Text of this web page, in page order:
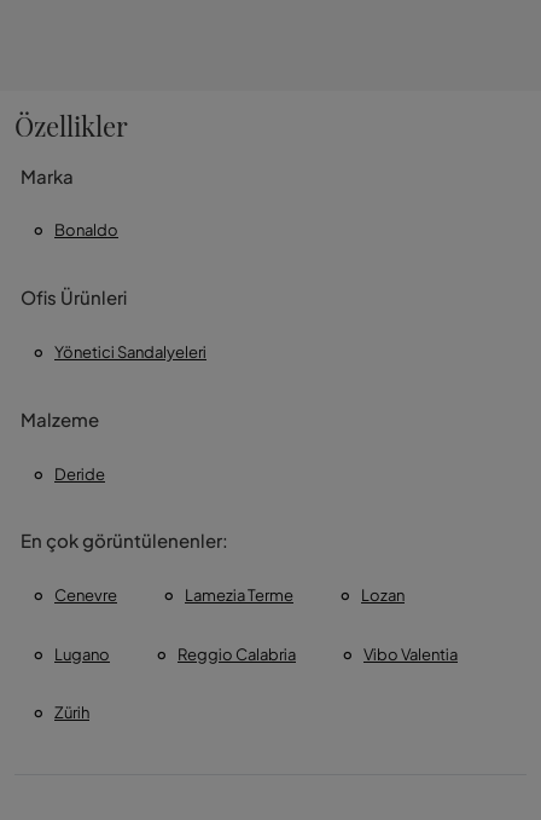
Özellikler
Marka
Bonaldo
Ofis Ürünleri
Yönetici Sandalyeleri
Malzeme
Deride
En çok görüntülenenler:
Cenevre Lamezia Terme Lozan
Lugano Reggio Calabria Vibo Valentia
Zürih